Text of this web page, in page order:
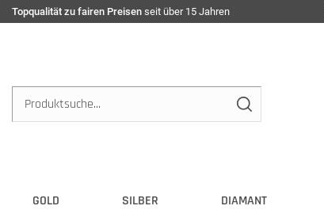
Topqualität zu fairen Preisen seit über 15 Jahren
GOLD SILBER DIAMANT
Filter